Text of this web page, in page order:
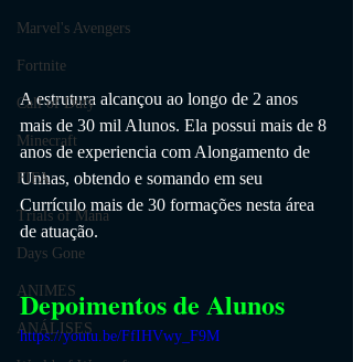
Marvel's Avengers
Fortnite
Call of Duty
Minecraft
FIFA
Trials of Mana
Days Gone
ANIMES
ANÁLISES
A estrutura alcançou ao longo de 2 anos
mais de 30 mil Alunos. Ela possui mais de 8
anos de experiencia com Alongamento de
Unhas, obtendo e somando em seu
Currículo mais de 30 formações nesta área
de atuação.
Depoimentos de Alunos
https://youtu.be/FfIHVwy_F9M